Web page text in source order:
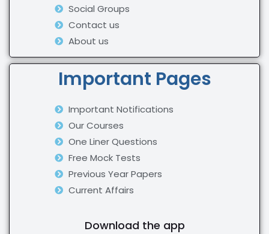
Social Groups
Contact us
About us
Important Pages
Important Notifications
Our Courses
One Liner Questions
Free Mock Tests
Previous Year Papers
Current Affairs
Download the app